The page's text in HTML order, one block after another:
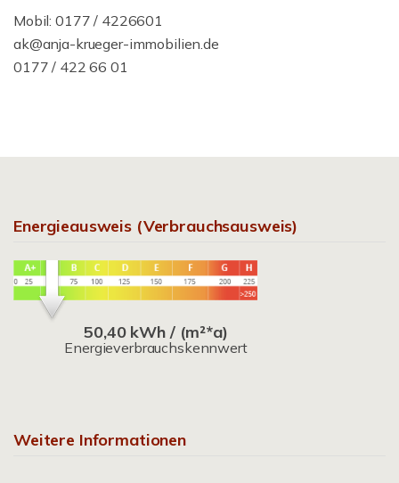
Mobil: 0177 / 4226601
ak@anja-krueger-immobilien.de
0177 / 422 66 01
Energieausweis (Verbrauchsausweis)
50,40 kWh / (m²*a)
Energieverbrauchskennwert
Weitere Informationen